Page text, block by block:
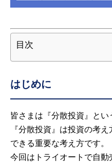
目次
はじめに
皆さまは『分散投資』とい
『分散投資』は投資の考
できる重要な考え方です。
今回はトライオートで自